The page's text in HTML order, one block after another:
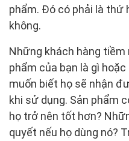
phẩm. Đó có phải là thứ
không.
Những khách hàng tiềm
phẩm của bạn là gì
muốn biết họ sẽ nhận
khi sử dụng. Sản phẩm
họ trở nên tốt hơn?
quyết nếu họ dùng nó?